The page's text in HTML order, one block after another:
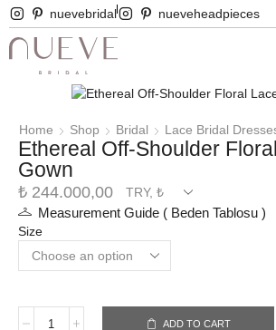
nuevebridal nueveheadpieces
Home Shop Bridal Lace Bridal
Ethereal Off-Shoulder
Gown
₺ 244.000,00
Measurement Guide ( Beden Tablosu )
Size
ADD TO CART